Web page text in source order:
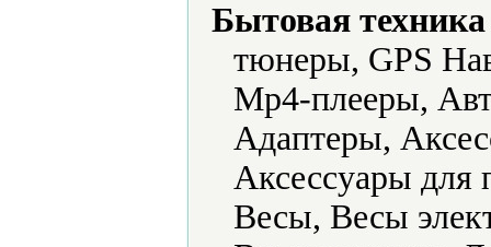
Бытовая
тюнеры, GPS
Mp4-плееры,
Адаптеры,
Аксессуары для
Весы, Весы